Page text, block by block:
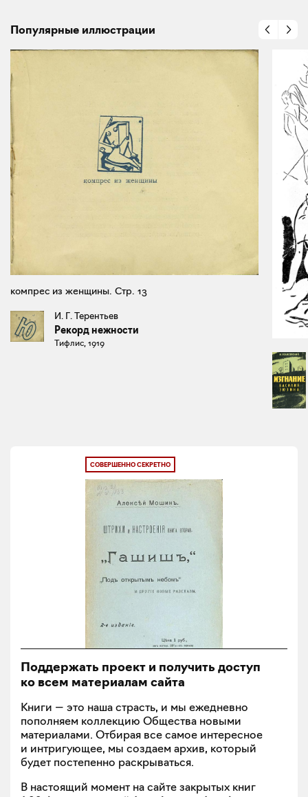
Популярные иллюстрации
компрес из женщины. Стр. 13
И. Г. Терентьев
Рекорд нежности
Тифлис, 1919
СОВЕРШЕННО СЕКРЕТНО
Поддержать проект и получить доступ
ко всем материалам сайта
Книги — это наша страсть, и мы ежедневно
пополняем коллекцию Общества новыми
материалами. Отбирая все самое интересное
и интригующее, мы создаем архив, который
будет постепенно раскрываться.
В настоящий момент на сайте закрытых книг